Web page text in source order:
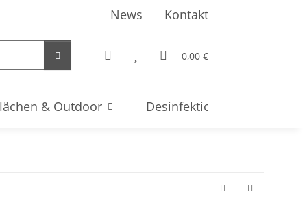
News Kontakt
0,00 €
& Outdoor Desinfektion & Hygiene